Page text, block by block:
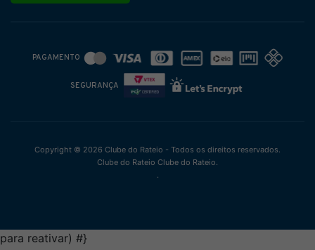
PAGAMENTO
SEGURANÇA
Copyright © 2026 Clube do Rateio - Todos os direitos reservados.
Clube do Rateio Clube do Rateio.
.
para reativar) #}